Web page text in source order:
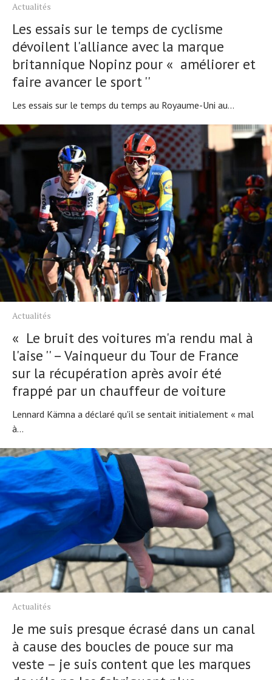
Actualités
Les essais sur le temps de cyclisme
dévoilent l'alliance avec la marque
britannique Nopinz pour « améliorer et
faire avancer le sport ''
Les essais sur le temps du temps au Royaume-Uni au...
Actualités
« Le bruit des voitures m'a rendu mal à
l'aise '' – Vainqueur du Tour de France
sur la récupération après avoir été
frappé par un chauffeur de voiture
Lennard Kämna a déclaré qu'il se sentait initialement « mal
à...
Actualités
Je me suis presque écrasé dans un canal
à cause des boucles de pouce sur ma
veste – je suis content que les marques